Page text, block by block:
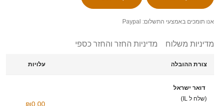
אנו תומכים באמצעי התשלום: Paypal
מדיניות משלוח מדיניות החזר והחזר כספי
צורת ההובלה עלויות
דואר ישראל
(שלח ל IL)
₪0.00